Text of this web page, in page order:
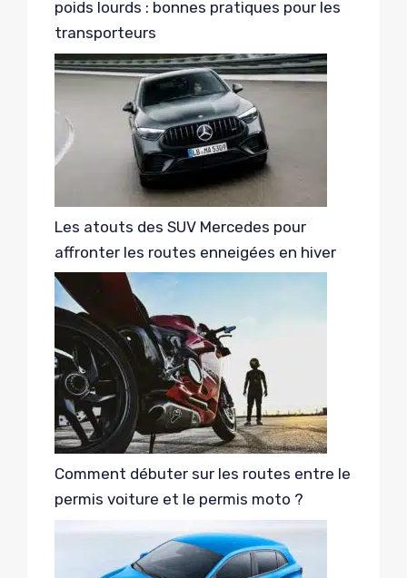
poids lourds : bonnes pratiques pour les
transporteurs
Les atouts des SUV Mercedes pour
affronter les routes enneigées en hiver
Comment débuter sur les routes entre le
permis voiture et le permis moto ?